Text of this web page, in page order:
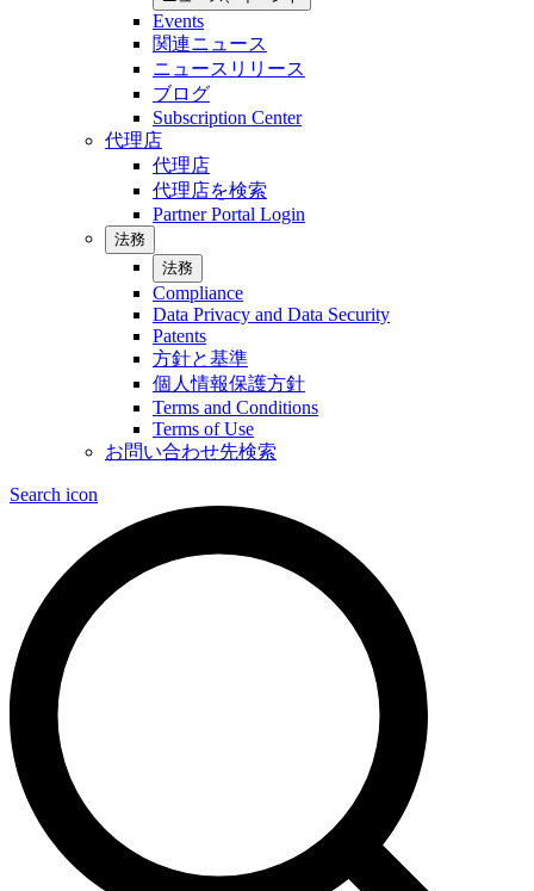
Events
関連ニュース
ニュースリリース
ブログ
Subscription Center
代理店
代理店
代理店を検索
Partner Portal Login
法務
法務
Compliance
Data Privacy and Data Security
Patents
方針と基準
個人情報保護方針
Terms and Conditions
Terms of Use
お問い合わせ先検索
Search icon